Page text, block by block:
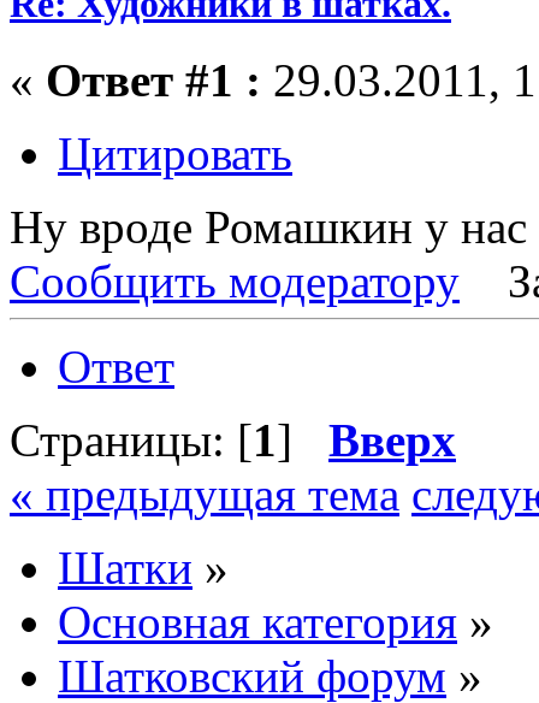
« Ответ #1 : 29.03.2011,
Цитировать
Ну вроде Ромашкин у
Сообщить модератору
Ответ
Страницы: [1] Вверх
« предыдущая тема
Шатки »
Основная категория »
Шатковский форум »